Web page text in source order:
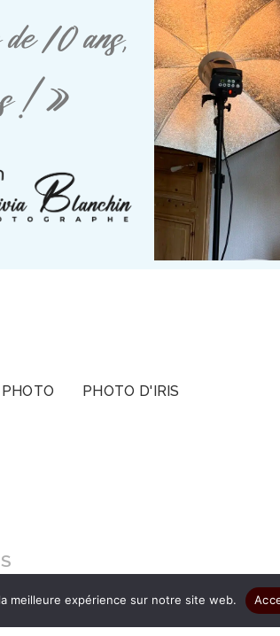
10 ans,
! »
PHOTO D'IRIS
authentique pour que vos
meilleure expérience sur notre site web.